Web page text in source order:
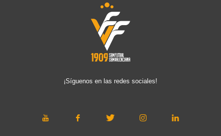
¡Síguenos en las redes sociales!